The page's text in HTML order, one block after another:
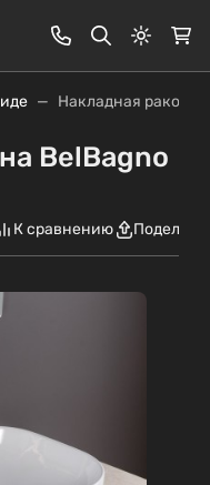
Накладная
BelBagno
К сравнению